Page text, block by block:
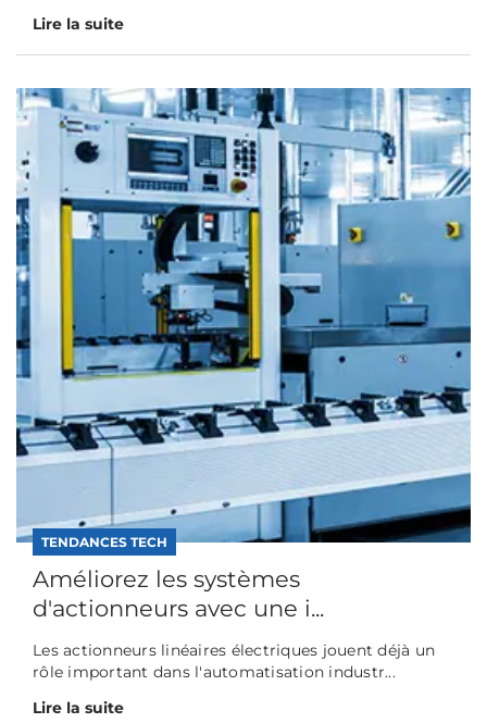
Lire la suite
TENDANCES TECH
Améliorez les systèmes
d'actionneurs avec une i...
Les actionneurs linéaires électriques jouent déjà un
rôle important dans l'automatisation industr...
Lire la suite